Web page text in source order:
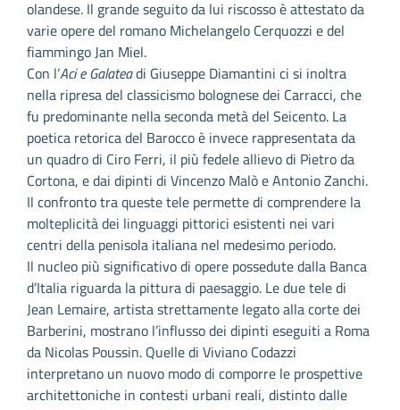
olandese. Il grande seguito da lui riscosso è attestato da
varie opere del romano Michelangelo Cerquozzi e del
fiammingo Jan Miel.
Con l’Aci e Galateadi Giuseppe Diamantini ci si inoltra
nella ripresa del classicismo bolognese dei Carracci, che
fu predominante nella seconda metà del Seicento. La
poetica retorica del Barocco è invece rappresentata da
un quadro di Ciro Ferri, il più fedele allievo di Pietro da
Cortona, e dai dipinti di Vincenzo Malò e Antonio Zanchi.
Il confronto tra queste tele permette di comprendere la
molteplicità dei linguaggi pittorici esistenti nei vari
centri della penisola italiana nel medesimo periodo.
Il nucleo più significativo di opere possedute dalla Banca
d’Italia riguarda la pittura di paesaggio. Le due tele di
Jean Lemaire, artista strettamente legato alla corte dei
Barberini, mostrano l’influsso dei dipinti eseguiti a Roma
da Nicolas Poussin. Quelle di Viviano Codazzi
interpretano un nuovo modo di comporre le prospettive
architettoniche in contesti urbani reali, distinto dalle